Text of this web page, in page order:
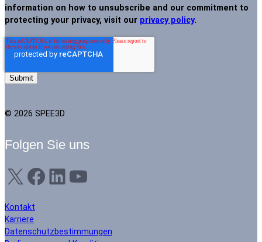
information on how to unsubscribe and our commitment to
protecting your privacy, visit our privacy policy.
© 2026 SPEE3D
Folgen Sie uns
X Facebook LinkedIn YouTube
Kontakt
Karriere
Datenschutzbestimmungen